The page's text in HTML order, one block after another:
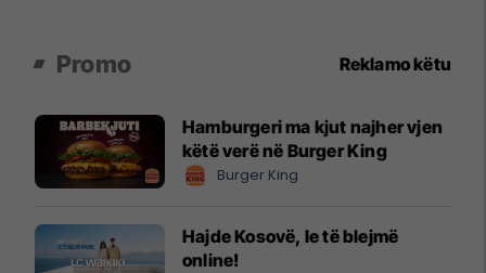
Promo Reklamo këtu
Hamburgeri ma kjut najher vjen
këtë verë në Burger King
Burger King
Hajde Kosovë, le të blejmë
online!